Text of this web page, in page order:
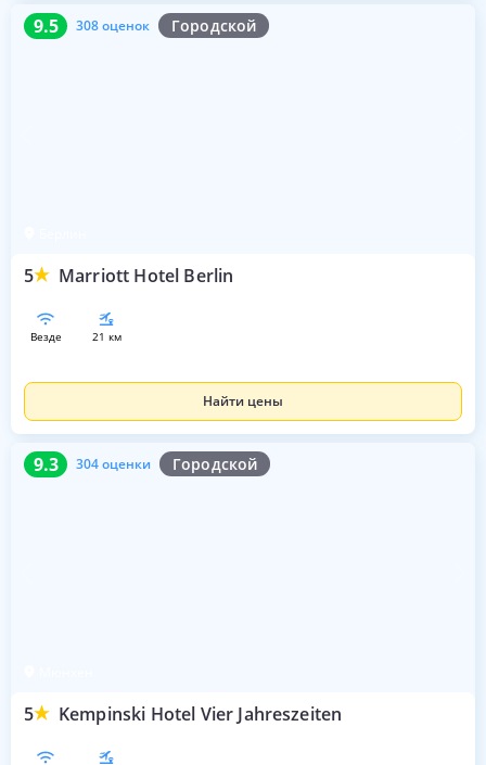
9.5 308 оценок Городской
5 Marriott Hotel Berlin
9.5 308 оценок
везде 21 км
Найти цены
9.3 304 оценки Городской
5 Kempinski Hotel Vier Jahreszeiten
9.3 304 оценки